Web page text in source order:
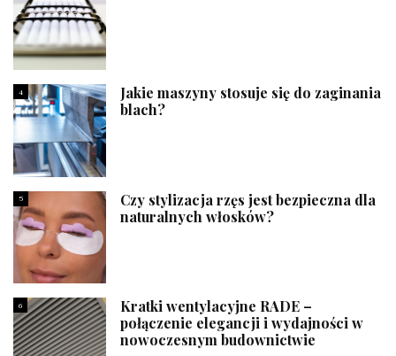
4
Jakie maszyny stosuje się do zaginania
blach?
5
Czy stylizacja rzęs jest bezpieczna dla
naturalnych włosków?
6
Kratki wentylacyjne RADE –
połączenie elegancji i wydajności w
nowoczesnym budownictwie